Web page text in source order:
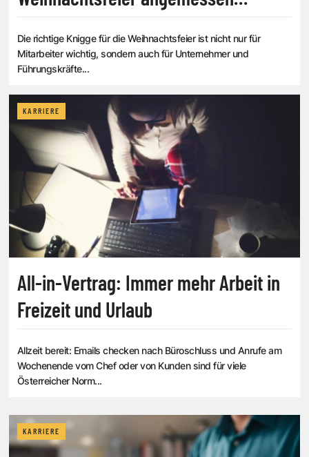
Die richtige Knigge für die Weihnachtsfeier ist nicht nur für
Mitarbeiter wichtig, sondern auch für Unternehmer und
Führungskräfte...
KARRIERE
All-in-Vertrag: Immer mehr Arbeit in
Freizeit und Urlaub
Allzeit bereit: Emails checken nach Büroschluss und Anrufe am
Wochenende vom Chef oder von Kunden sind für viele
Österreicher Norm...
KARRIERE